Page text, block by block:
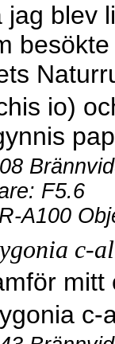
jag blev
F5.6
A100
c-
mitt